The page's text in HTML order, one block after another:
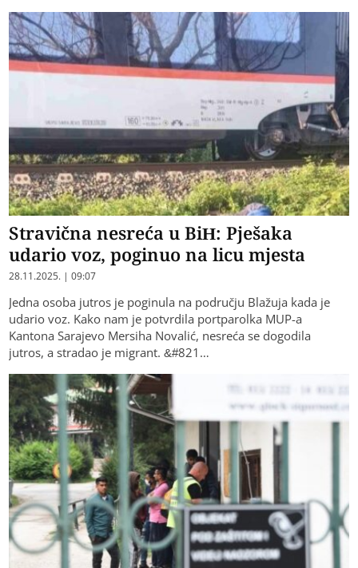
Stravična nesreća u BiH: Pješaka
udario voz, poginuo na licu mjesta
28.11.2025. | 09:07
Jedna osoba jutros je poginula na području Blažuja kada je
udario voz. Kako nam je potvrdila portparolka MUP-a
Kantona Sarajevo Mersiha Novalić, nesreća se dogodila
jutros, a stradao je migrant. &#821…